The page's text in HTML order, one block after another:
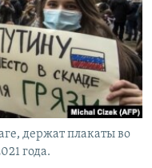
держат плакаты во
года.